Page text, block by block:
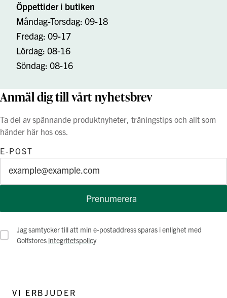
Öppettider i butiken
Måndag-Torsdag: 09-18
Fredag: 09-17
Lördag: 08-16
Söndag: 08-16
Anmäl dig till vårt nyhetsbrev
Ta del av spännande produktnyheter, träningstips och allt som
händer här hos oss.
E-POST
Prenumerera
Jag samtycker till att min e-postaddress sparas i enlighet med
Golfstores integritetspolicy
VI ERBJUDER